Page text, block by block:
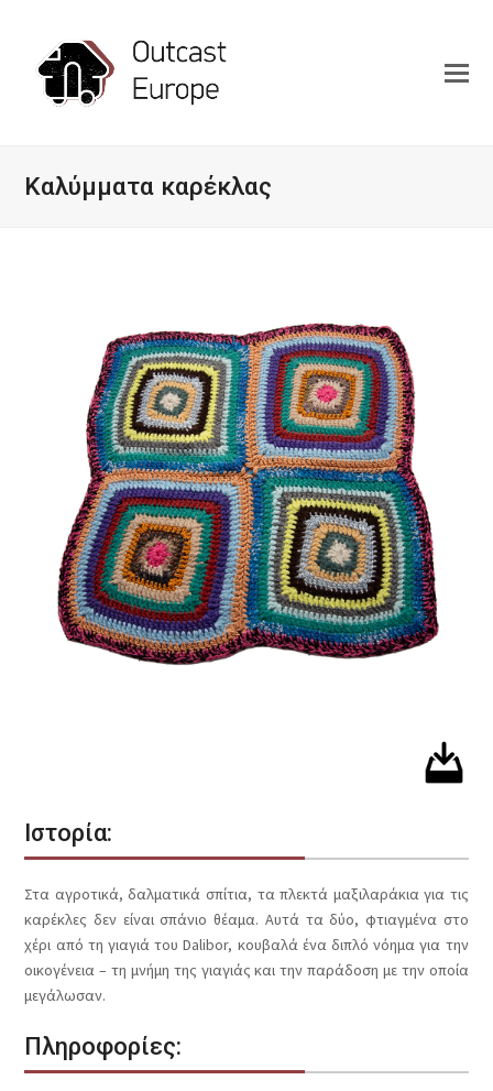
Καλύμματα καρέκλας
Ιστορία:
Στα αγροτικά, δαλματικά σπίτια, τα πλεκτά μαξιλαράκια για τις
καρέκλες δεν είναι σπάνιο θέαμα. Αυτά τα δύο, φτιαγμένα στο
χέρι από τη γιαγιά του Dalibor, κουβαλά ένα διπλό νόημα για την
οικογένεια – τη μνήμη της γιαγιάς και την παράδοση με την οποία
μεγάλωσαν.
Πληροφορίες: